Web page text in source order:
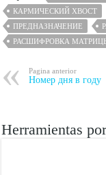
КАРМИЧЕСКИЙ ХВОСТ
ПРЕДНАЗНАЧЕНИЕ
РАСШИФРОВКА
Pagina anterior
Номер дня в году
Herramientas